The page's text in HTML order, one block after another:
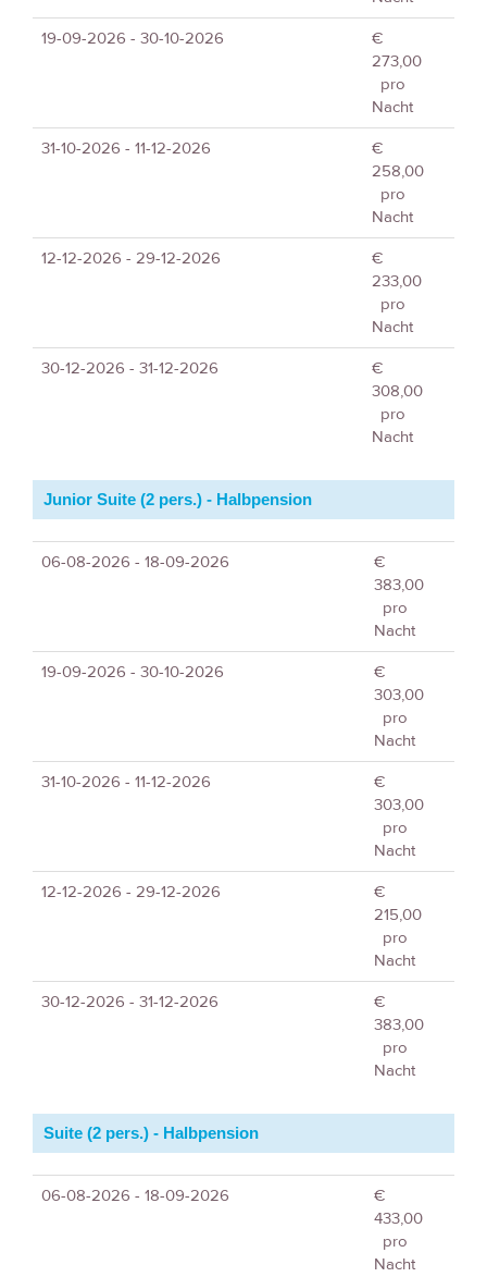
19-09-2026 - 30-10-2026
€
273,00
pro
Nacht
31-10-2026 - 11-12-2026
€
258,00
pro
Nacht
12-12-2026 - 29-12-2026
€
233,00
pro
Nacht
30-12-2026 - 31-12-2026
€
308,00
pro
Nacht
Junior Suite (2 pers.) - Halbpension
06-08-2026 - 18-09-2026
€
383,00
pro
Nacht
19-09-2026 - 30-10-2026
€
303,00
pro
Nacht
31-10-2026 - 11-12-2026
€
303,00
pro
Nacht
12-12-2026 - 29-12-2026
€
215,00
pro
Nacht
30-12-2026 - 31-12-2026
€
383,00
pro
Nacht
Suite (2 pers.) - Halbpension
06-08-2026 - 18-09-2026
€
433,00
pro
Nacht